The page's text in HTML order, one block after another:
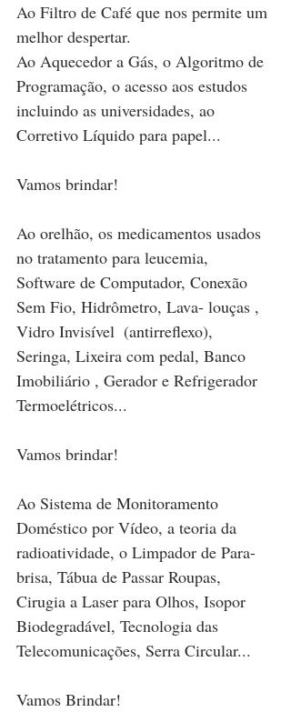
Ao Filtro de Café que nos permite um
melhor despertar.
Ao Aquecedor a Gás, o Algoritmo de
Programação, o acesso aos estudos
incluindo as universidades, ao
Corretivo Líquido para papel...
Vamos brindar!
Ao orelhão, os medicamentos usados
no tratamento para leucemia,
Software de Computador, Conexão
Sem Fio, Hidrômetro, Lava- louças ,
Vidro Invisível  (antirreflexo),
Seringa, Lixeira com pedal, Banco
Imobiliário , Gerador e Refrigerador
Termoelétricos...
Vamos brindar!
Ao Sistema de Monitoramento
Doméstico por Vídeo, a teoria da
radioatividade, o Limpador de Para-
brisa, Tábua de Passar Roupas,
Cirugia a Laser para Olhos, Isopor
Biodegradável, Tecnologia das
Telecomunicações, Serra Circular...
Vamos Brindar!